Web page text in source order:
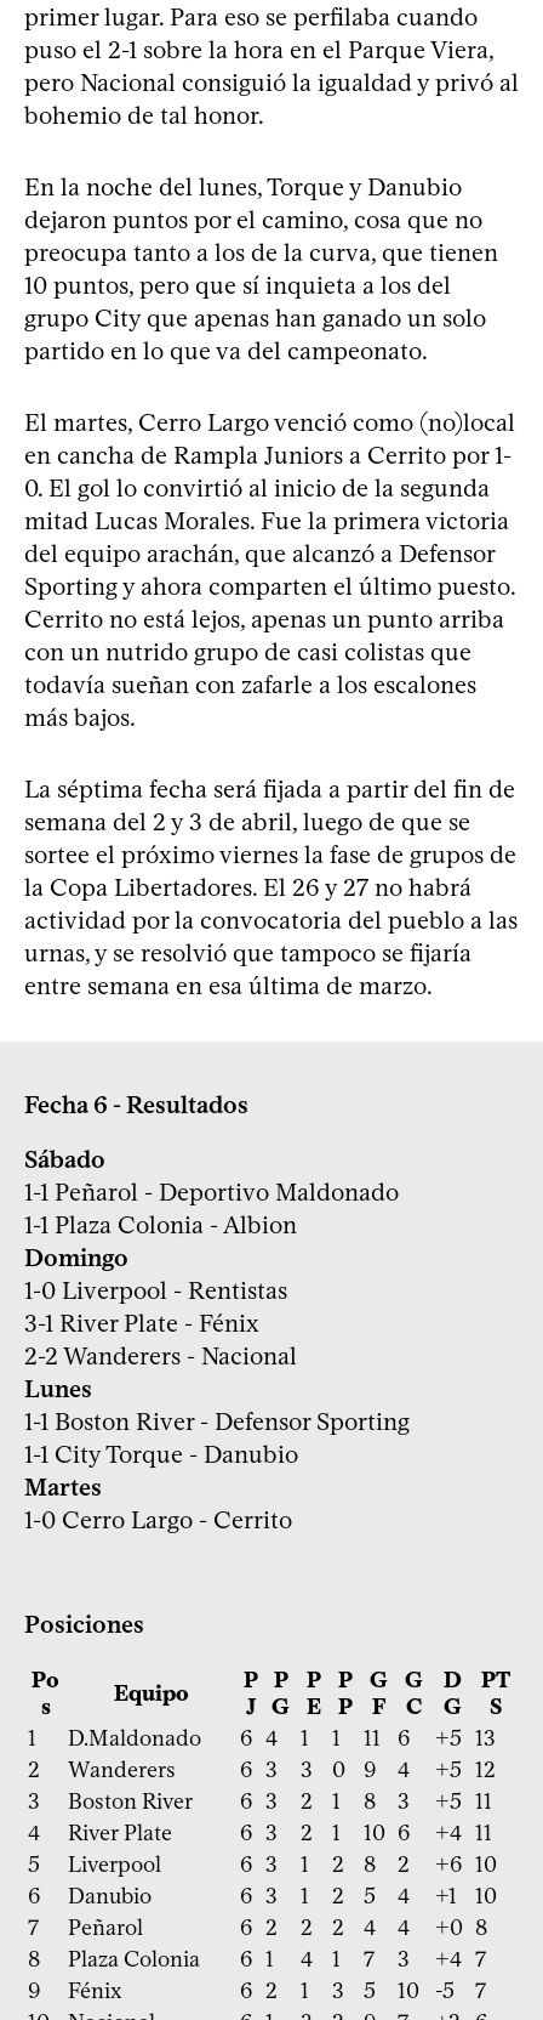
primer lugar. Para eso se perfilaba cuando
puso el 2-1 sobre la hora en el Parque Viera,
pero Nacional consiguió la igualdad y privó al
bohemio de tal honor.
En la noche del lunes, Torque y Danubio
dejaron puntos por el camino, cosa que no
preocupa tanto a los de la curva, que tienen
10 puntos, pero que sí inquieta a los del
grupo City que apenas han ganado un solo
partido en lo que va del campeonato.
El martes, Cerro Largo venció como (no)local
en cancha de Rampla Juniors a Cerrito por 1-
0. El gol lo convirtió al inicio de la segunda
mitad Lucas Morales. Fue la primera victoria
del equipo arachán, que alcanzó a Defensor
Sporting y ahora comparten el último puesto.
Cerrito no está lejos, apenas un punto arriba
con un nutrido grupo de casi colistas que
todavía sueñan con zafarle a los escalones
más bajos.
La séptima fecha será fijada a partir del fin de
semana del 2 y 3 de abril, luego de que se
sortee el próximo viernes la fase de grupos de
la Copa Libertadores. El 26 y 27 no habrá
actividad por la convocatoria del pueblo a las
urnas, y se resolvió que tampoco se fijaría
entre semana en esa última de marzo.
Fecha 6 - Resultados
Sábado
1-1 Peñarol - Deportivo Maldonado
1-1 Plaza Colonia - Albion
Domingo
1-0 Liverpool - Rentistas
3-1 River Plate - Fénix
2-2 Wanderers - Nacional
Lunes
1-1 Boston River - Defensor Sporting
1-1 City Torque - Danubio
Martes
1-0 Cerro Largo - Cerrito
Posiciones
Po
s
Equipo
P
J
P
G
P
E
P
P
G
F
G
C
D
G
PT
S
1
D.Maldonado 6 4 1 1 11 6 +5 13
2
Wanderers 6 3 3 0 9 4 +5 12
3
Boston River 6 3 2 1 8 3 +5 11
4
River Plate 6 3 2 1 10 6 +4 11
5
Liverpool 6 3 1 2 8 2 +6 10
6
Danubio 6 3 1 2 5 4 +1
10
7
Peñarol 6 2 2 2 4 4 +0 8
8
Plaza Colonia 6 1 4 1 7 3 +4 7
9
Fénix 6 2 1 3 5 10 -5
7